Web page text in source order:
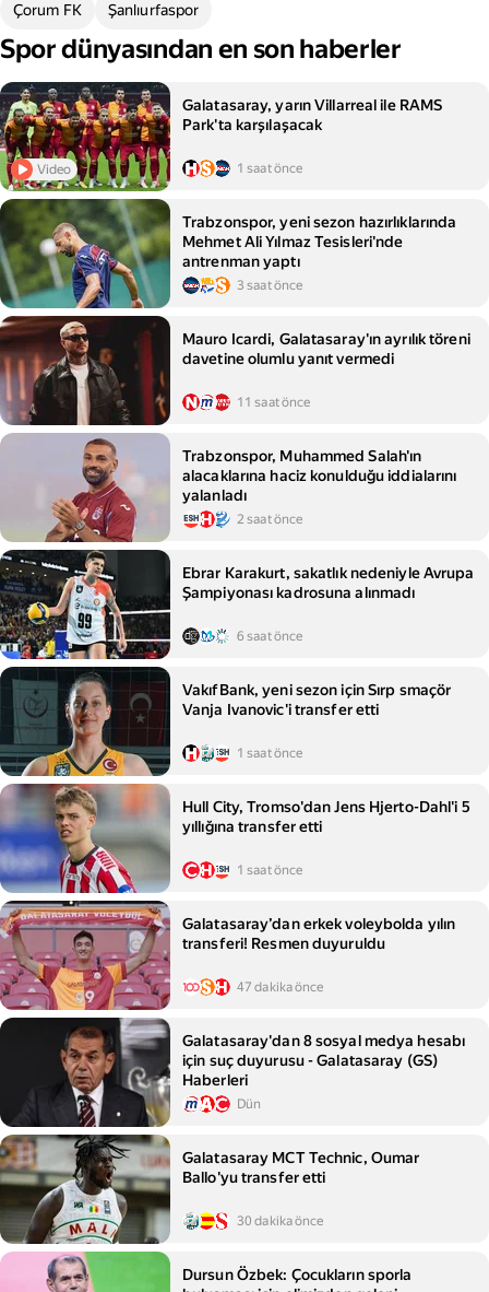
Çorum FK Şanlıurfaspor
Spor dünyasından en son haberler
Video
Galatasaray, yarın Villarreal ile RAMS
Park'ta karşılaşacak
1 saat önce
Trabzonspor, yeni sezon hazırlıklarında
Mehmet Ali Yılmaz Tesisleri'nde
antrenman yaptı
3 saat önce
Mauro Icardi, Galatasaray'ın ayrılık töreni
davetine olumlu yanıt vermedi
11 saat önce
Trabzonspor, Muhammed Salah'ın
alacaklarına haciz konulduğu iddialarını
yalanladı
2 saat önce
Ebrar Karakurt, sakatlık nedeniyle Avrupa
Şampiyonası kadrosuna alınmadı
6 saat önce
VakıfBank, yeni sezon için Sırp smaçör
Vanja Ivanovic'i transfer etti
1 saat önce
Hull City, Tromso'dan Jens Hjerto-Dahl'i 5
yıllığına transfer etti
1 saat önce
Galatasaray’dan erkek voleybolda yılın
transferi! Resmen duyuruldu
47 dakika önce
Galatasaray'dan 8 sosyal medya hesabı
için suç duyurusu - Galatasaray (GS)
Haberleri
Dün
Galatasaray MCT Technic, Oumar
Ballo'yu transfer etti
30 dakika önce
Dursun Özbek: Çocukların sporla